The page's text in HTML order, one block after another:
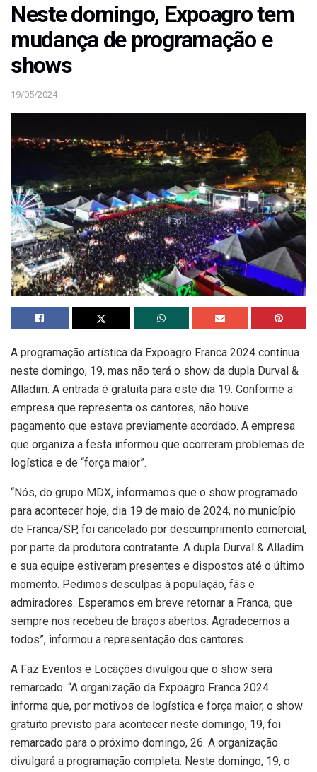
Neste domingo, Expoagro tem
mudança de programação e
shows
19/05/2024
A programação artística da Expoagro Franca 2024 continua
neste domingo, 19, mas não terá o show da dupla Durval &
Alladim. A entrada é gratuita para este dia 19. Conforme a
empresa que representa os cantores, não houve
pagamento que estava previamente acordado. A empresa
que organiza a festa informou que ocorreram problemas de
logística e de “força maior”.
“Nós, do grupo MDX, informamos que o show programado
para acontecer hoje, dia 19 de maio de 2024, no município
de Franca/SP, foi cancelado por descumprimento comercial,
por parte da produtora contratante. A dupla Durval & Alladim
e sua equipe estiveram presentes e dispostos até o último
momento. Pedimos desculpas à população, fãs e
admiradores. Esperamos em breve retornar a Franca, que
sempre nos recebeu de braços abertos. Agradecemos a
todos”, informou a representação dos cantores.
A Faz Eventos e Locações divulgou que o show será
remarcado. “A organização da Expoagro Franca 2024
informa que, por motivos de logística e força maior, o show
gratuito previsto para acontecer neste domingo, 19, foi
remarcado para o próximo domingo, 26. A organização
divulgará a programação completa. Neste domingo, 19, o